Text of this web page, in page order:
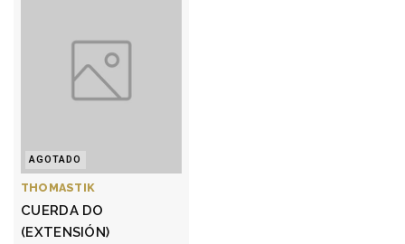
AGOTADO
THOMASTIK
CUERDA DO
(EXTENSIÓN)